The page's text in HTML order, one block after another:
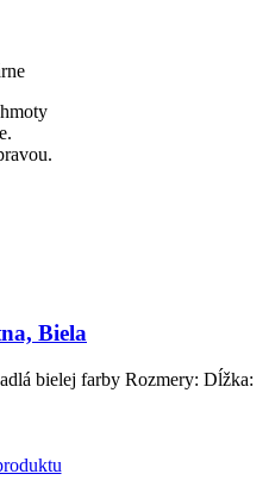
Biela
bielej farby Rozmery: Dĺžka: